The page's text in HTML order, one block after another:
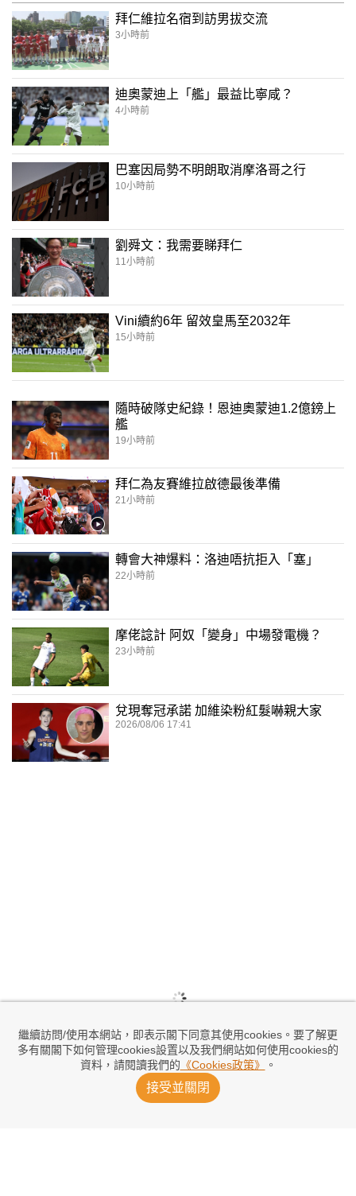
繼續訪問/使用本網站，即表示閣下同意其使用cookies。要了解更
多有關閣下如何管理cookies設置以及我們網站如何使用cookies的
資料，請閱讀我們的 《Cookies政策》 。
接受並關閉
拜仁維拉名宿到訪男拔交流
3小時前
迪奧蒙迪上「艦」最益比寧咸？
4小時前
巴塞因局勢不明朗取消摩洛哥之行
10小時前
劉舜文：我需要睇拜仁
11小時前
Vini續約6年 留效皇馬至2032年
15小時前
隨時破隊史紀錄！恩迪奧蒙迪1.2億鎊上
艦
19小時前
拜仁為友賽維拉啟德最後準備
21小時前
轉會大神爆料：洛迪唔抗拒入「塞」
22小時前
摩佬諗計 阿奴「變身」中場發電機？
23小時前
兌現奪冠承諾 加維染粉紅髮嚇親大家
2026/08/06 17:41